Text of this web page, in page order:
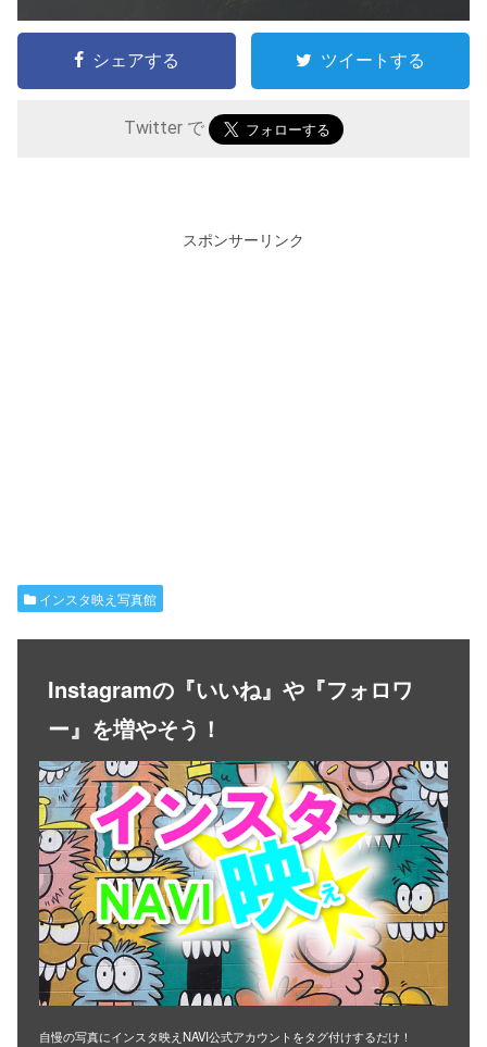
シェアする ツイートする
Twitter で
スポンサーリンク
インスタ映え写真館
Instagramの『いいね』や『フォロワ
ー』を増やそう！
自慢の写真にインスタ映えNAVI公式アカウントをタグ付けするだけ！